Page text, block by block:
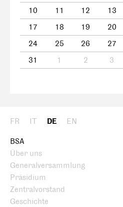
10
11 12 13
17
18 19 20
24
25 26 27
31
1 2 3
FR IT DE EN
BSA
Über uns
Generalversammlung
Präsidium
Zentralvorstand
Geschichte